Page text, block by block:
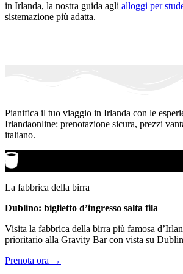
in Irlanda, la nostra guida agli alloggi per
sistemazione più adatta.
Pianifica il tuo viaggio in Irlanda con le
Irlandaonline: prenotazione sicura, prezzi
italiano.
La fabbrica della birra
Dublino: biglietto d’ingresso salta fila
Visita la fabbrica della birra più famosa
prioritario alla Gravity Bar con vista su
Prenota ora →